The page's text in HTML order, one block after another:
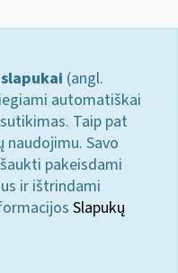
(angl.
automatiškai
Taip pat
Savo
pakeisdami
ir ištrindami
Slapukų